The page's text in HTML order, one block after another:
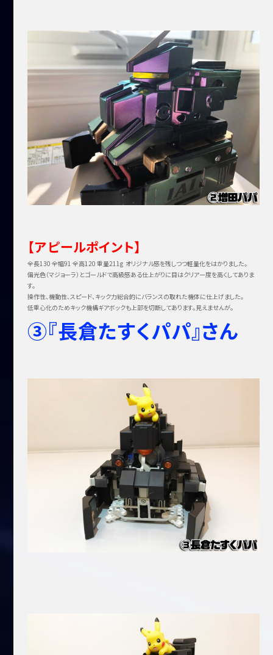
【アピールポイント】
全長130 全幅91 全高120 重量211g オリジナル感を残しつつ軽量化をはかりました。
偏光色（マジョーラ）とゴールドで高級感ある仕上がりに目はクリアー度を高くしてありま
す。
操作性、機動性、スピード、キック力総合的にバランスの取れた機体に仕上げました。
低重心化のためキック機構ギアボックも上部を切断してあります。見えませんが。
③『長倉たすくパパ』さん